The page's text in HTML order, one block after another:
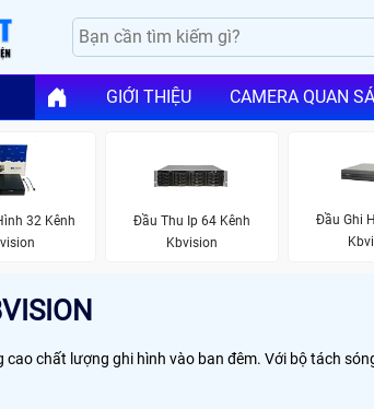
GIỚI THIỆU CAMERA QUAN
32 Kênh
Đầu Thu Ip 64 Kênh
Kbvision
Đầu Ghi
cao chất lượng ghi hình vào ban đêm. Với bộ tách